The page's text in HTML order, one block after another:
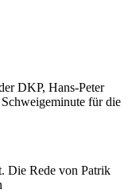
DKP, Hans-Peter
für die
Die Rede von Patrik